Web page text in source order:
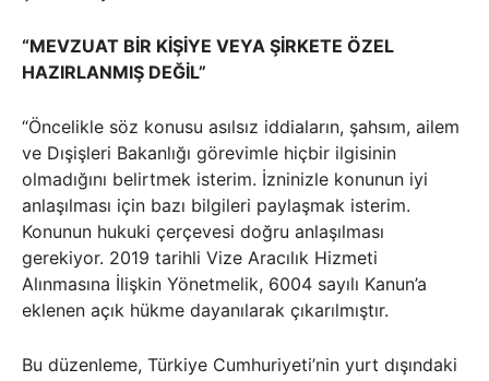
“MEVZUAT BİR KİŞİYE VEYA ŞİRKETE ÖZEL
HAZIRLANMIŞ DEĞİL”
“Öncelikle söz konusu asılsız iddiaların, şahsım, ailem
ve Dışişleri Bakanlığı görevimle hiçbir ilgisinin
olmadığını belirtmek isterim. İzninizle konunun iyi
anlaşılması için bazı bilgileri paylaşmak isterim.
Konunun hukuki çerçevesi doğru anlaşılması
gerekiyor. 2019 tarihli Vize Aracılık Hizmeti
Alınmasına İlişkin Yönetmelik, 6004 sayılı Kanun’a
eklenen açık hükme dayanılarak çıkarılmıştır.
Bu düzenleme, Türkiye Cumhuriyeti’nin yurt dışındaki